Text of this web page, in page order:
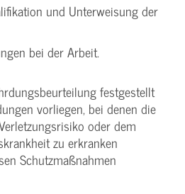
und Unterweisung der
bei der Arbeit.
festgestellt
vorliegen, bei denen die
oder dem
zu erkranken
Schutzmaßnahmen